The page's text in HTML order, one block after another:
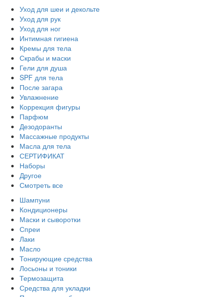
Уход для шеи и декольте
Уход для рук
Уход для ног
Интимная гигиена
Кремы для тела
Скрабы и маски
Гели для душа
SPF для тела
После загара
Увлажнение
Коррекция фигуры
Парфюм
Дезодоранты
Массажные продукты
Масла для тела
СЕРТИФИКАТ
Наборы
Другое
Смотреть все
Шампуни
Кондиционеры
Маски и сыворотки
Спреи
Лаки
Масло
Тонирующие средства
Лосьоны и тоники
Термозащита
Средства для укладки